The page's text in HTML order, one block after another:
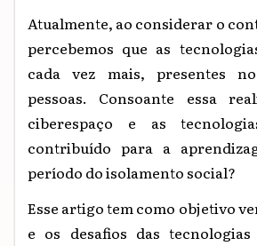
Atualmente, ao considerar o
percebemos que as
cada vez mais, presentes no
pessoas.
Consoante essa
ciberespaço e as
contribuído para a
período do isolamento social?
Esse artigo tem como objetivo
e os desafios das